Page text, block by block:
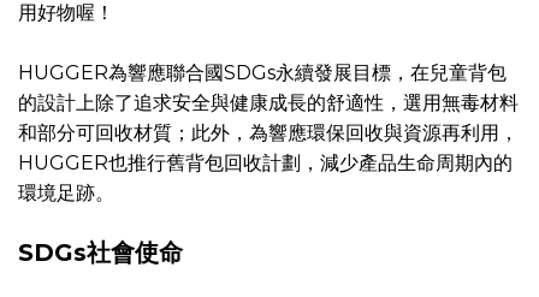
用好物喔！
HUGGER為響應聯合國SDGs永續發展目標，在兒童背包
的設計上除了追求安全與健康成長的舒適性，選用無毒材料
和部分可回收材質；此外，為響應環保回收與資源再利用，
HUGGER也推行舊背包回收計劃，減少產品生命周期內的
環境足跡。
SDGs社會使命